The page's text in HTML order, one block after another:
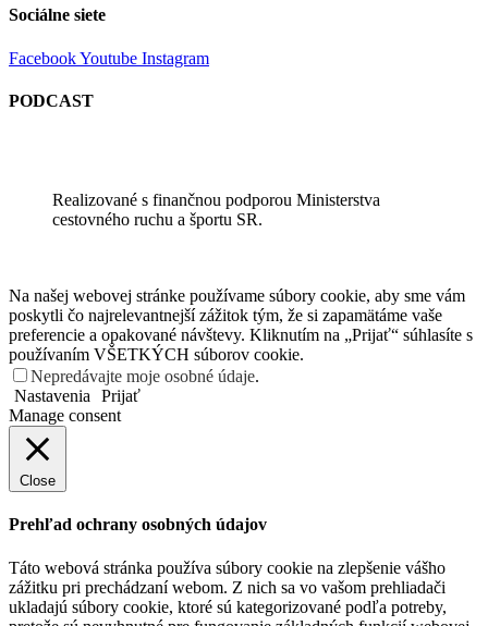
Sociálne siete
FacebookYoutube Instagram
PODCAST
Realizované s finančnou podporou Ministerstva
cestovného ruchu a športu SR.
Na našej webovej stránke používame súbory cookie, aby sme vám
poskytli čo najrelevantnejší zážitok tým, že si zapamätáme vaše
preferencie a opakované návštevy. Kliknutím na „Prijať“ súhlasíte s
používaním VŠETKÝCH súborov cookie.
Nepredávajte moje osobné údaje.
Nastavenia
Prijať
Manage consent
Close
Prehľad ochrany osobných údajov
Táto webová stránka používa súbory cookie na zlepšenie vášho
zážitku pri prechádzaní webom. Z nich sa vo vašom prehliadači
ukladajú súbory cookie, ktoré sú kategorizované podľa potreby,